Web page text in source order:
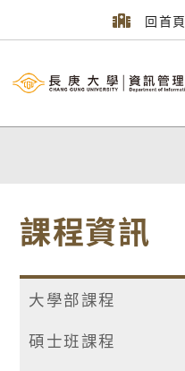
回首頁
課程資訊
大學部課程
碩士班課程